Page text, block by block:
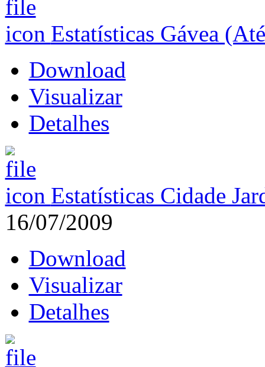
Estatísticas Gávea
Download
Visualizar
Detalhes
Estatísticas Cidade
16/07/2009
Download
Visualizar
Detalhes